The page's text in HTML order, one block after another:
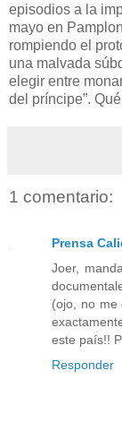
episodios a la
mayo en
rompiendo el
una malvada
elegir entre
del príncipe”.
1 comentario:
Prensa
Joer,
(ojo, no me
este país!!
Responder